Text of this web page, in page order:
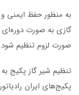
به منظور حفظ ایمنی
گازی به صورت
صورت لزوم تنظیم شود.
تنظیم شیر گاز پکیج
پکیج‌های ایران